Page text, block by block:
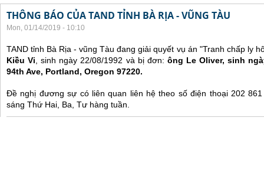
THÔNG BÁO CỦA TAND TỈNH BÀ RỊA - VŨNG TÀU
Mon, 01/14/2019 - 10:10
TAND tỉnh Bà Rịa - vũng Tàu đang giải quyết vụ án "Tranh chấp ly
Kiều Vi , sinh ngày 22/08/1992 và bị đơn: ông Le Oliver, sinh
94th Ave, Portland, Oregon 97220.
Đề nghị đương sự có liên quan liên hệ theo số điện thoại 202
sáng Thứ Hai, Ba, Tư hàng tuần.